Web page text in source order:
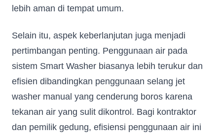
lebih aman di tempat umum.
Selain itu, aspek keberlanjutan juga menjadi
pertimbangan penting. Penggunaan air pada
sistem Smart Washer biasanya lebih terukur dan
efisien dibandingkan penggunaan selang jet
washer manual yang cenderung boros karena
tekanan air yang sulit dikontrol. Bagi kontraktor
dan pemilik gedung, efisiensi penggunaan air ini